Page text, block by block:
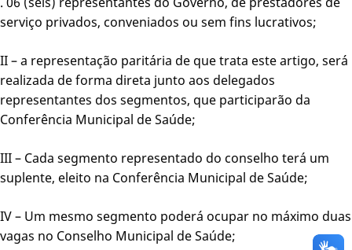
serviço privados, conveniados ou sem fins lucrativos;
II – a representação paritária de que trata este artigo, será
realizada de forma direta junto aos delegados
representantes dos segmentos, que participarão da
Conferência Municipal de Saúde;
III – Cada segmento representado do conselho terá um
suplente, eleito na Conferência Municipal de Saúde;
IV – Um mesmo segmento poderá ocupar no máximo duas
vagas no Conselho Municipal de Saúde;